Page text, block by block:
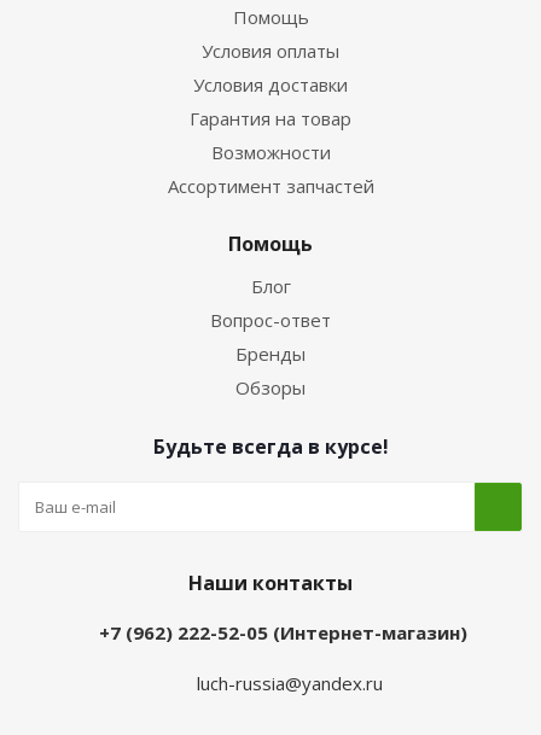
Помощь
Условия оплаты
Условия доставки
Гарантия на товар
Возможности
Ассортимент запчастей
Помощь
Блог
Вопрос-ответ
Бренды
Обзоры
Будьте всегда в курсе!
Наши контакты
+7 (962) 222-52-05 (Интернет-магазин)
luch-russia@yandex.ru